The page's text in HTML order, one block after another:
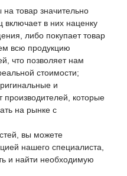
товар значительно
в них наценку
либо покупает товар
всю продукцию
что позволяет нам
стоимости;
и
производителей, которые
на рынке с
вы можете
нашего специалиста,
и найти необходимую